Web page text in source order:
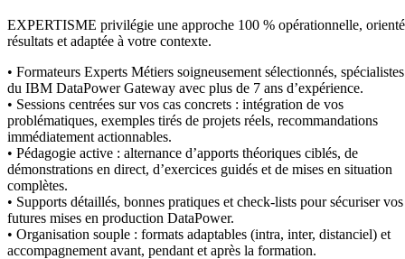
EXPERTISME privilégie une approche 100 % opérationnelle,
résultats et adaptée à votre contexte.
• Formateurs Experts Métiers soigneusement sélectionnés, spécialistes
du IBM DataPower Gateway avec plus de 7 ans d’expérience.
• Sessions centrées sur vos cas concrets : intégration de vos
problématiques, exemples tirés de projets réels, recommandations
immédiatement actionnables.
• Pédagogie active : alternance d’apports théoriques ciblés, de
démonstrations en direct, d’exercices guidés et de mises en situation
complètes.
• Supports détaillés, bonnes pratiques et check-lists pour sécuriser vos
futures mises en production DataPower.
• Organisation souple : formats adaptables (intra, inter, distanciel) et
accompagnement avant, pendant et après la formation.